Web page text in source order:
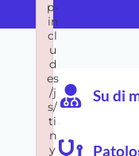
Su di
p-
in
cl
u
d
es
/j
s/
ti
n
y